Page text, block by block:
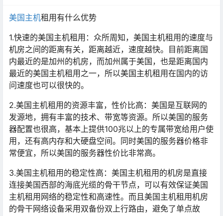
美国主机租用有什么优势
1.快速的美国主机租用：众所周知，美国主机租用的速度与
机房之间的距离有关，距离越近，速度越快。目前距离国
内最近的是加州的机房，而加州属于美国，也是距离国内
最近的美国主机租用之一，所以美国主机租用在国内的访
问速度也可以很快的。
2.美国主机租用的资源丰富，性价比高：美国是互联网的
发源地，拥有丰富的技术、带宽等资源。所以美国的服务
器配置也很高，基本上提供100兆以上的专属带宽给用户使
用，还有高内存和大硬盘空间。同时美国的服务器价格非
常便宜，所以美国的服务器性价比非常高。
3.美国主机租用的稳定性高：美国主机租用的机房是直接
连接美国西部的海底光缆的骨干节点，可以有效保证美国
主机租用网络的稳定性和高速性。而且美国主机租用机房
的骨干网络设备采用双备份双上行路由，避免了单点故